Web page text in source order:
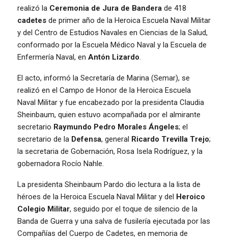
realizó la Ceremonia de Jura de Bandera de 418
cadetes de primer año de la Heroica Escuela Naval Militar
y del Centro de Estudios Navales en Ciencias de la Salud,
conformado por la Escuela Médico Naval y la Escuela de
Enfermería Naval, en Antón Lizardo.
El acto, informó la Secretaría de Marina (Semar), se
realizó en el Campo de Honor de la Heroica Escuela
Naval Militar y fue encabezado por la presidenta Claudia
Sheinbaum, quien estuvo acompañada por el almirante
secretario Raymundo Pedro Morales Ángeles; el
secretario de la Defensa, general Ricardo Trevilla Trejo;
la secretaria de Gobernación, Rosa Isela Rodríguez, y la
gobernadora Rocío Nahle.
La presidenta Sheinbaum Pardo dio lectura a la lista de
héroes de la Heroica Escuela Naval Militar y del Heroico
Colegio Militar, seguido por el toque de silencio de la
Banda de Guerra y una salva de fusilería ejecutada por las
Compañías del Cuerpo de Cadetes, en memoria de